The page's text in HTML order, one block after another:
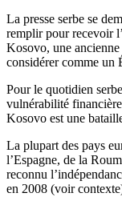
La presse serbe se
remplir pour recevoir
Kosovo, une
considérer comme un
Pour le quotidien serbe
vulnérabilité
Kosovo est une
La plupart des pays
l’Espagne, de la
reconnu
en 2008 (voir